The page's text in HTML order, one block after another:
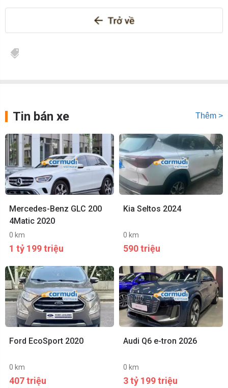
Tin bán xe Thêm >
Mercedes-Benz GLC 200
4Matic 2020
0 km
1 tỷ 199 triệu
Kia Seltos 2024
0 km
590 triệu
Ford EcoSport 2020
0 km
407 triệu
Audi Q6 e-tron 2026
0 km
3 tỷ 199 triệu